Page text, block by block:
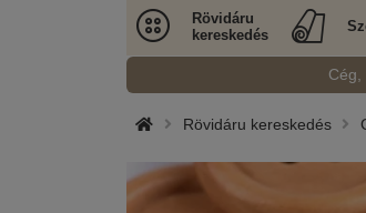
Rövidáru
kereskedés
Cég,
Rövidáru kereskedés